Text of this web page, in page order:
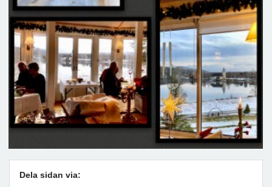
Dela sidan via: